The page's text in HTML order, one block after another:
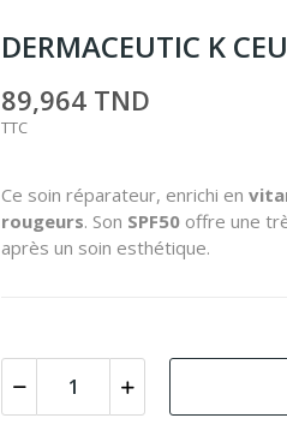
DERMACEUTIC K
89,964 TND
TTC
Ce soin réparateur, enrichi en
rougeurs. Son SPF50 offre une
après un soin esthétique.